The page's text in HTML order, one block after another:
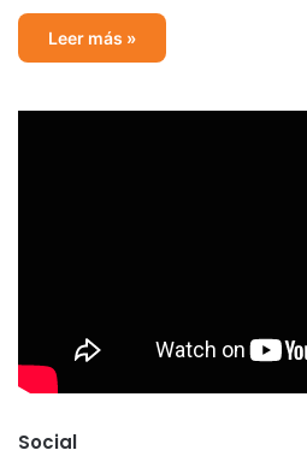
Leer más »
Social